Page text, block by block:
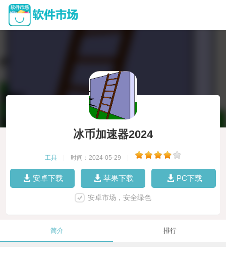
冰币加速器2024
工具 时间：2024-05-29
安卓下载 苹果下载 PC下载
安卓市场，安全绿色
简介 排行